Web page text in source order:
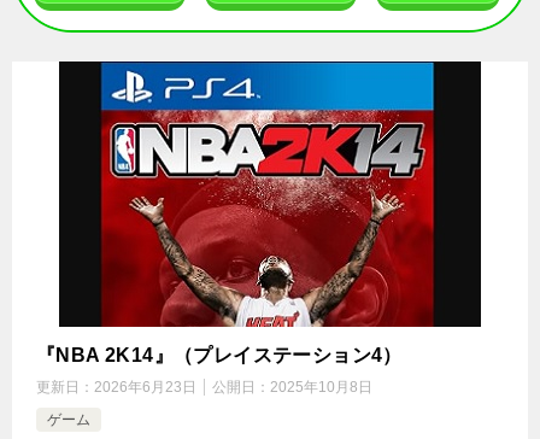
『NBA 2K14』（プレイステーション4）
更新日： 2026年6月23日 公開日： 2025年10月8日
ゲーム